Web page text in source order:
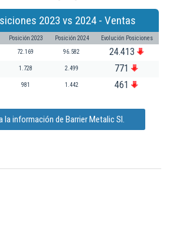
2023 vs 2024 - Ventas
Posición 2023 Posición 2024 Evolución Posiciones
72.169 96.582 24.413
1.728 2.499 771
981 1.442 461
la información de Barrier Metalic Sl.